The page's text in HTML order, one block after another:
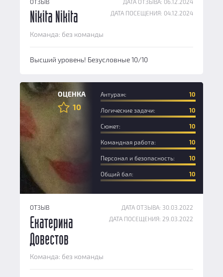
ОТЗЫВ
ДАТА ОТЗЫВА: 06.12.2024
ДАТА ПОСЕЩЕНИЯ: 04.12.2024
Nikita Nikita
Команда: без команды
Высший уровень! Безусловные 10/10
ОЦЕНКА
10
Эксперт
Антураж: 10
Логические задачи: 10
Сюжет: 10
Командная работа: 10
Персонал и безопасность: 10
Общий бал: 10
ОТЗЫВ
ДАТА ОТЗЫВА: 30.03.2022
ДАТА ПОСЕЩЕНИЯ: 29.03.2022
Екатерина
Довестов
Команда: без команды